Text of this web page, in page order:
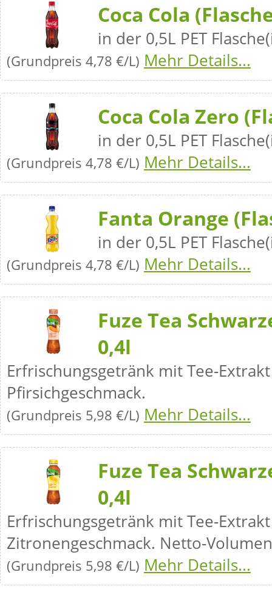
Coca Cola
in der 0,5L PET
(Grundpreis 4,78 €/L) Mehr Details...
Coca Cola Zero
in der 0,5L PET
(Grundpreis 4,78 €/L) Mehr Details...
Fanta Orange
in der 0,5L PET
(Grundpreis 4,78 €/L) Mehr Details...
Fuze Tea
0,4l
Erfrischungsgetränk mit Tee-
Pfirsichgeschmack.
(Grundpreis 5,98 €/L) Mehr Details...
Fuze Tea
0,4l
Erfrischungsgetränk mit Tee-
Zitronengeschmack. Netto-
(Grundpreis 5,98 €/L) Mehr Details...